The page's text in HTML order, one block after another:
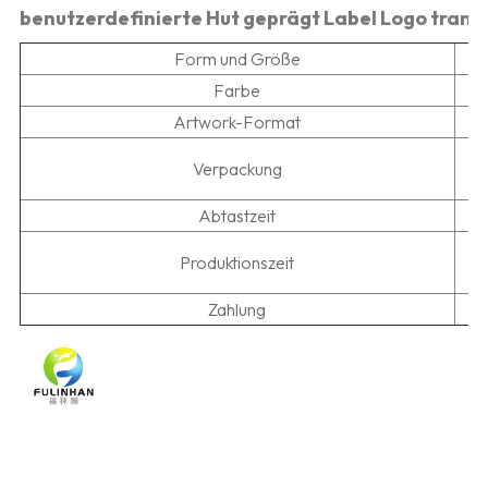
benutzerdefinierte Hut geprägt Label Logo
Form und Größe
Farbe
Artwork-Format
Verpackung
Abtastzeit
Produktionszeit
Zahlung